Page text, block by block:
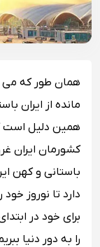
همان طور که می
مانده از ایران
همین دلیل است
کشورمان ایران
باستانی و کهن
دارد تا نوروز
برای خود در
را به دور دنیا